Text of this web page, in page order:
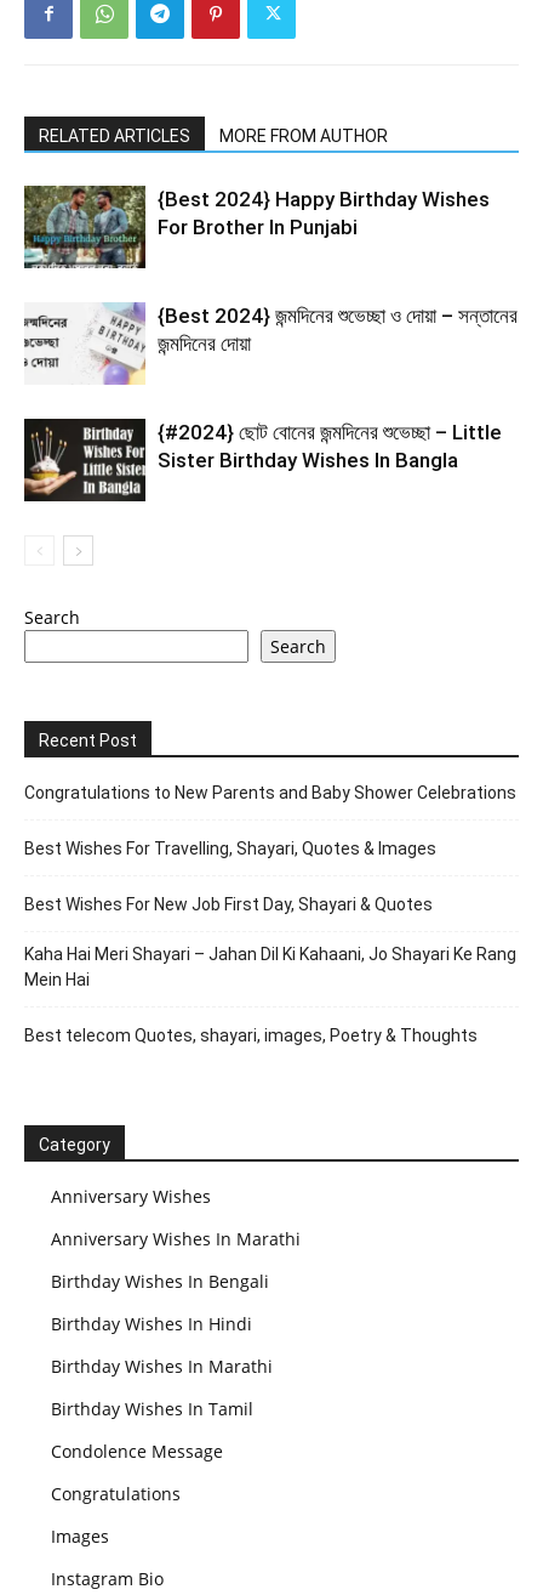
RELATED ARTICLES MORE FROM AUTHOR
{Best 2024} Happy Birthday Wishes
For Brother In Punjabi
{Best 2024} জন্মদিনের শুভেচ্ছা ও দোয়া – সন্তানের
জন্মদিনের দোয়া
{#2024} ছোট বোনের জন্মদিনের শুভেচ্ছা – Little
Sister Birthday Wishes In Bangla
Search
Search
Recent Post
Congratulations to New Parents and Baby Shower Celebrations
Best Wishes For Travelling, Shayari, Quotes & Images
Best Wishes For New Job First Day, Shayari & Quotes
Kaha Hai Meri Shayari – Jahan Dil Ki Kahaani, Jo Shayari Ke Rang
Mein Hai
Best telecom Quotes, shayari, images, Poetry & Thoughts
Category
Anniversary Wishes
Anniversary Wishes In Marathi
Birthday Wishes In Bengali
Birthday Wishes In Hindi
Birthday Wishes In Marathi
Birthday Wishes In Tamil
Condolence Message
Congratulations
Images
Instagram Bio